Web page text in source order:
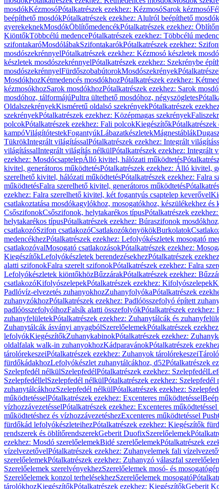
mosdókKézmosóPótalkatrészek ezekhez: KézmosóSarok kézmosó
beépíthető mosdókPótalkatrészek ezekhez: Alulról beépíthető mosdók
gyerekeknekMosdókÖblítőmedencékPótalkatrészek ezekhez:
KiöntőkTöbbcélú medencePótalkatrészek ezekhez: Többcélú
szifontakaróMosdólábakSzifontakarókPótalkatrészek ezekhez:
mosdószekrénnyelPótalkatrészek ezekhez: Kézmosó készletek
készletek mosdószekrénnyelPótalkatrészek ezekhez: Szekrénybe
mosdószekrénnyelFürdőszobabútorokMosdószekrények
MosdókhozKétmedencés mosdókhozPótalkatrészek ezekhez:
kézmosókhozSarok mosdókhozPótalkatrészek ezekhez: Sarok
mosdóhoz, tálformájúPultra ültethető mosdóhoz, négyszögletes
OldalszekrényekKisméretű oldalsó szekrényekPótalkatrészek
szekrényekPótalkatrészek ezekhez: Középmagas szekrények
polcokPótalkatrészek ezekhez: Fali polcokKiegészítők
kampóVilágítótestekFogantyúkLábazatkészletekMágnestáblák
TükrökIntegrált világítássalPótalkatrészek ezekhez: Integrált
világítássalIntegrált világítás nélkülPótalkatrészek ezekhez: Integrált
ezekhez: MosdócsaptelepÁlló kivitel, hálózati működtetés
kivitel, generátoros működtetésPótalkatrészek ezekhez: Álló kivitel,
szerelhető kivitel, hálózati működtetésPótalkatrészek ezekhez: Falra
működtetésFalra szerelhető kivitel, generátoros működtetés
ezekhez: Falra szerelhető kivitel, két fogantyús csaptelep keverővel
csatlakoztatása mosdókagylókhoz, mosogatókhoz, készülékekhez és
CsőszifonokCsőszifonok, helytakarékos típusPótalkatrészek
helytakarékos típusPótalkatrészek ezekhez: Búraszifonok
csatlakozóSzifon csatlakozóCsatlakozókönyökökBurkolatok
medencékhezPótalkatrészek ezekhez: Lefolyókészletek mosogató
csatlakozóvalMosogató csatlakozásokPótalkatrészek ezekhez:
KiegészítőkLefolyókészletek berendezésekhezPótalkatrészek
alatti szifonokFalra szerelt szifonokPótalkatrészek ezekhez: Falra
Lefolyókészletek kiöntőkhözBűzzárakPótalkatrészek ezekhez:
csatlakozóKifolyószelepekPótalkatrészek ezekhez: Kifolyószelepek
Padlóvíz-elvezetés zuhanyokhozZuhanyfolyókaPótalkatrészek
zuhanyzókhozPótalkatrészek ezekhez: Padlóösszefolyó épített
padlóösszefolyóihozFalsík alatti összefolyókPótalkatrészek
zuhanyfelületekPótalkatrészek ezekhez: Zuhanytálcák és
Zuhanytálcák ásványi anyagbólSzerelőelemekPótalkatrészek
lefolyókKiegészítőkZuhanykabinokPótalkatrészek ezekhez:
oldalfalak walk-in zuhanyokhozKádparavánokPótalkatrészek
tárolórekeszeiPótalkatrészek ezekhez: Zuhanyok tárolórekeszei
fürdőkádakhozLefolyókészlet zuhanytálcákhoz, d52Pótalkatrészek
Szelepfedél nélkülSzelepfedélPótalkatrészek ezekhez: Szelepfedél
SzelepfedéllelSzelepfedél nélkülPótalkatrészek ezekhez: Szelepfedél
zuhanytálcákhozSzelepfedél nélkülPótalkatrészek ezekhez:
működtetésselPótalkatrészek ezekhez: Excenteres működtetéssel
vízhozzávezetésselPótalkatrészek ezekhez: Excenteres
működtetéshez és vízhozzávezetéshezExcenteres működtetéssel
fürdőkád lefolyókészleteihezPótalkatrészek ezekhez: Kiegészítők
rendszerek és öblítőrendszerekGeberit DuofixSzerelőelemek
ezekhez: Mosdó szerelőelemekBidé szerelőelemekPótalkatrészek
vízelvezetővelPótalkatrészek ezekhez: Zuhanyelemek fali
szerelőelemekPótalkatrészek ezekhez: Zuhanyzó válaszfal
Szerelőelemek szerelvényekhezSzerelőelemek mosó- és
Szerelőelemek konzol terhelésekhezSzerelőelemek mosogató
tárolókhozKiegészítőkPótalkatrészek ezekhez: KiegészítőkGeberit